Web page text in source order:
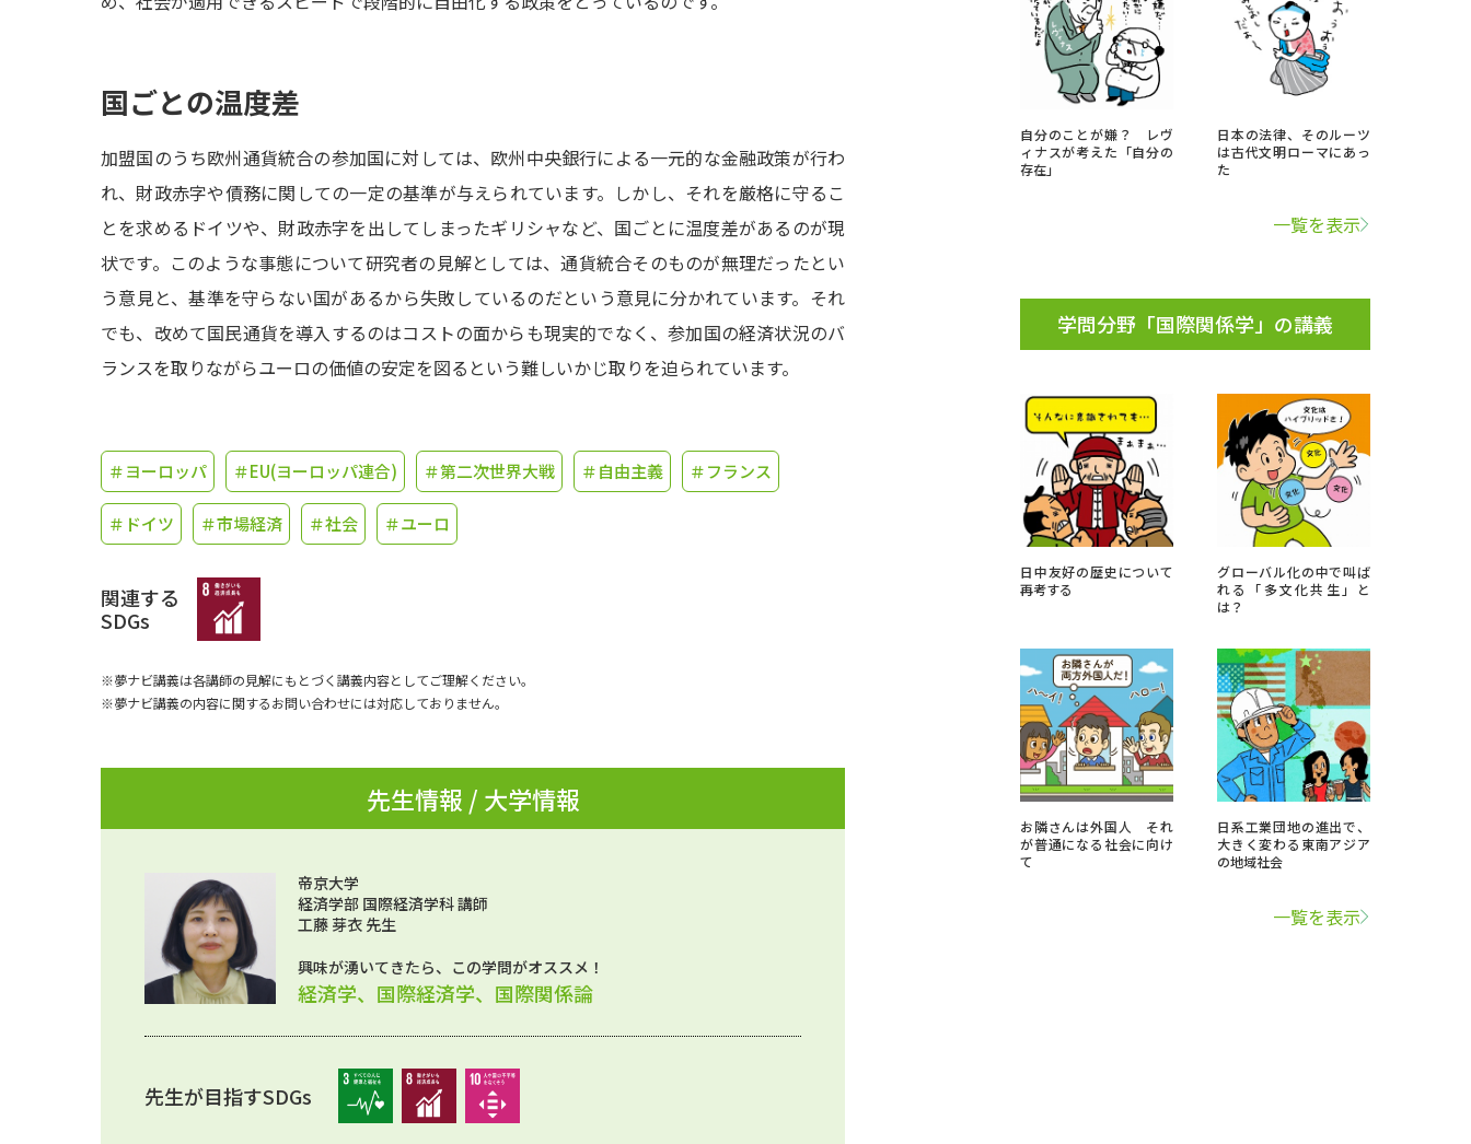
先輩が入学を決めた理由
新生活お役立ちガイド
学問発見
大学で学びたい学問発見
学問のミニ講義「夢ナビ講義」 学問分野解説 学問の教科書 夢ナビライブ
ユーザーサポート
このサイトについて
受付内容・発送状況の確認 テレメール
お支払いサイト
お問合せ先 テレメール進学カタログ訂正のご案内
国ごとの温度差
加盟国のうち欧州通貨統合の参加国に対しては、欧州中央銀行による一元的な金融政策が行わ
れ、財政赤字や債務に関しての一定の基準が与えられています。しかし、それを厳格に守るこ
とを求めるドイツや、財政赤字を出してしまったギリシャなど、国ごとに温度差があるのが現
状です。このような事態について研究者の見解としては、通貨統合そのものが無理だったとい
う意見と、基準を守らない国があるから失敗しているのだという意見に分かれています。それ
でも、改めて国民通貨を導入するのはコストの面からも現実的でなく、参加国の経済状況のバ
ランスを取りながらユーロの価値の安定を図るという難しいかじ取りを迫られています。
＃ヨーロッパ ＃EU(ヨーロッパ連合) ＃第二次世界大戦 ＃自由主義 ＃フランス
＃ドイツ ＃市場経済 ＃社会 ＃ユーロ
関連する
SDGs
※夢ナビ講義は各講師の見解にもとづく講義内容としてご理解ください。
※夢ナビ講義の内容に関するお問い合わせには対応しておりません。
先生情報 / 大学情報
帝京大学
経済学部 国際経済学科 講師
工藤 芽衣 先生
興味が湧いてきたら、この学問がオススメ！
経済学、国際経済学、国際関係論
先生が目指すSDGs
自分のことが嫌？ レヴ
ィナスが考えた「自分の
存在」
日本の法律、そのルーツ
は古代文明ローマにあっ
た
一覧を表示
学問分野「国際関係学」の講義
日中友好の歴史について
再考する
グローバル化の中で叫ば
れる「多文化共生」と
は？
お隣さんは外国人 それ
が普通になる社会に向け
て
日系工業団地の進出で、
大きく変わる東南アジア
の地域社会
一覧を表示